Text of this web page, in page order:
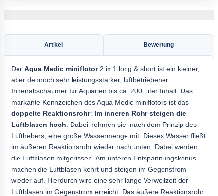
Artikel Bewertung
Der Aqua Medic miniflotor2 in 1 long & short ist ein kleiner,
aber dennoch sehr leistungsstarker, luftbetriebener
Innenabschäumer für Aquarien bis ca. 200 Liter Inhalt. Das
markante Kennzeichen des Aqua Medic miniflotors ist das
doppelte Reaktionsrohr: Im inneren Rohr steigen die
Luftblasen hoch . Dabei nehmen sie, nach dem Prinzip des
Lufthebers, eine große Wassermenge mit. Dieses Wasser fließt
im äußeren Reaktionsrohr wieder nach unten. Dabei werden
die Luftblasen mitgerissen. Am unteren Entspannungskonus
machen die Luftblasen kehrt und steigen im Gegenstrom
wieder auf. Hierdurch wird eine sehr lange Verweilzeit der
Luftblasen im Gegenstrom erreicht. Das äußere Reaktionsrohr